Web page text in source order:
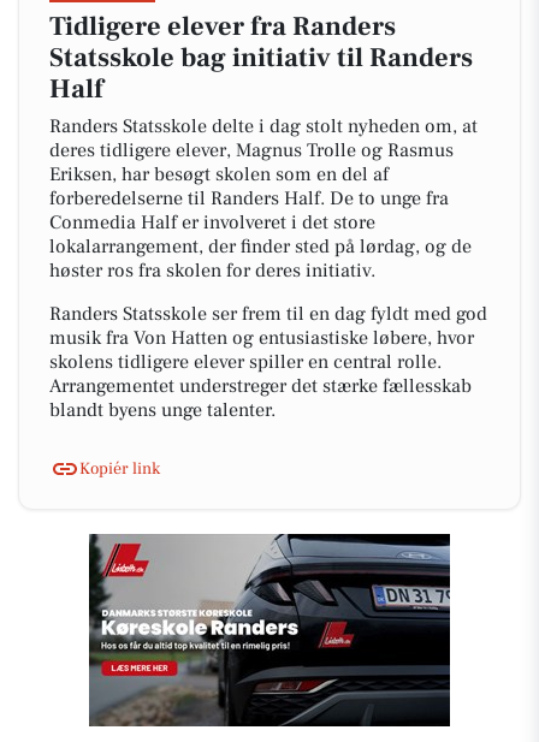
Tidligere elever fra Randers
Statsskole bag initiativ til Randers
Half
Randers Statsskole delte i dag stolt nyheden om, at
deres tidligere elever, Magnus Trolle og Rasmus
Eriksen, har besøgt skolen som en del af
forberedelserne til Randers Half. De to unge fra
Conmedia Half er involveret i det store
lokalarrangement, der finder sted på lørdag, og de
høster ros fra skolen for deres initiativ.
Randers Statsskole ser frem til en dag fyldt med god
musik fra Von Hatten og entusiastiske løbere, hvor
skolens tidligere elever spiller en central rolle.
Arrangementet understreger det stærke fællesskab
blandt byens unge talenter.
Kopiér link